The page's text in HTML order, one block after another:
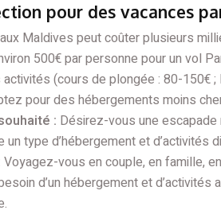
pour des vacances
Maldives peut coûter plusieurs
500€ par personne pour un vol
(cours de plongée : 80-150€
pour des hébergements moins
: Désirez-vous une
un type d’hébergement et
Voyagez-vous en couple, en famille,
d’un hébergement et